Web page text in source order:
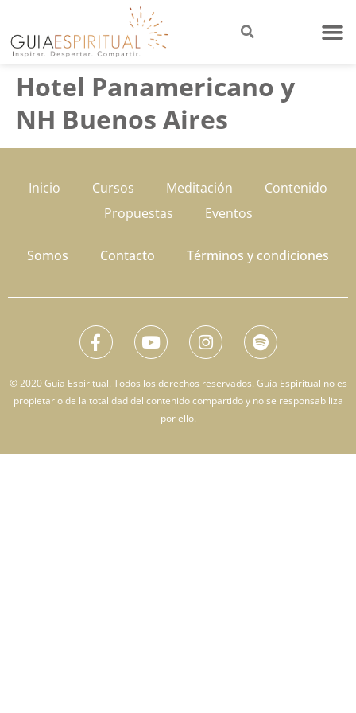
Hotel Panamericano y
NH Buenos Aires
Inicio Cursos Meditación
Contenido
Propuestas
Eventos
Somos Contacto Términos y condiciones
© 2020 Guía Espiritual. Todos los derechos reservados. Guía Espiritual no es
propietario de la totalidad del contenido compartido y no se responsabiliza
por ello.